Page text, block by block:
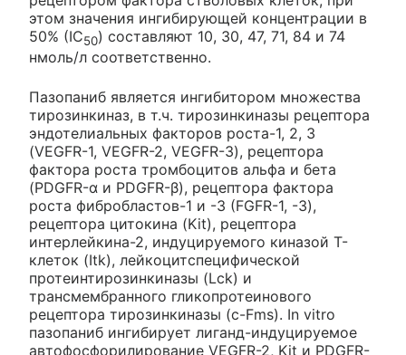
этом значения ингибирующей концентрации в
50% (IC50) составляют 10, 30, 47, 71, 84 и 74
нмоль/л соответственно.
Пазопаниб является ингибитором множества
тирозинкиназ, в т.ч. тирозинкиназы рецептора
эндотелиальных факторов роста-1, 2, 3
(VEGFR-1, VEGFR-2, VEGFR-3), рецептора
фактора роста тромбоцитов альфа и бета
(PDGFR-α и PDGFR-β), рецептора фактора
роста фибробластов-1 и -3 (FGFR-1, -3),
рецептора цитокина (Kit), рецептора
интерлейкина-2, индуцируемого киназой Т-
клеток (Itk), лейкоцитспецифической
протеинтирозинкиназы (Lck) и
трансмембранного гликопротеинового
рецептора тирозинкиназы (c-Fms). In vitro
пазопаниб ингибирует лиганд-индуцируемое
автофосфорилирование VEGFR-2, Kit и PDGFR-